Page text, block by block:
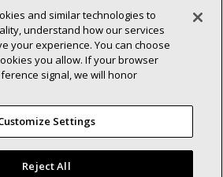
Services de comptes nationaux
Communiquez avec nous :
connexionYoutube
and similar technologies to
understand how our services
your experience. You can choose
you allow. If your browser
signal, we will honor
Settings
Reject All